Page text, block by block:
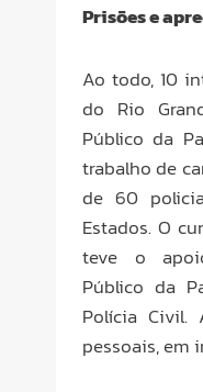
Prisões e
Ao todo, 10
do Rio
Público da
trabalho de
de 60
Estados. O
teve o
Público da
Polícia Civil.
pessoais, em